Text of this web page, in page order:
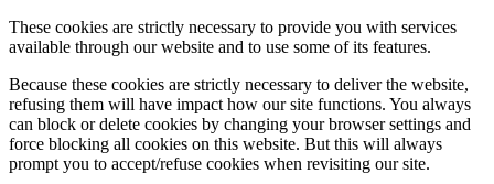
These cookies are strictly necessary to provide you with services
available through our website and to use some of its features.
Because these cookies are strictly necessary to deliver the website,
refusing them will have impact how our site functions. You always
can block or delete cookies by changing your browser settings and
force blocking all cookies on this website. But this will always
prompt you to accept/refuse cookies when revisiting our site.